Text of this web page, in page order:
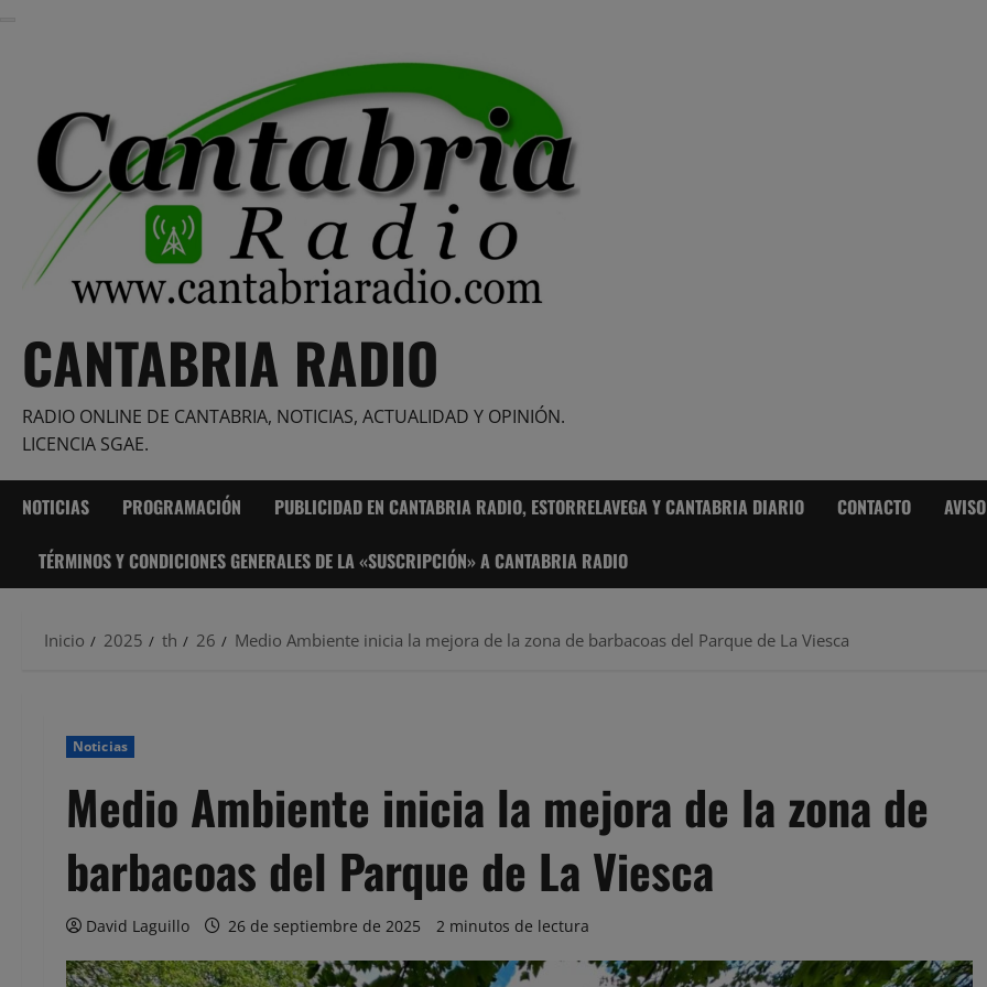
CANTABRIA RADIO
RADIO ONLINE DE CANTABRIA, NOTICIAS, ACTUALIDAD Y OPINIÓN.
LICENCIA SGAE.
NOTICIAS PROGRAMACIÓN PUBLICIDAD EN CANTABRIA RADIO, ESTORRELAVEGA Y CANTABRIA DIARIO CONTACTO
TÉRMINOS Y CONDICIONES GENERALES DE LA «SUSCRIPCIÓN» A CANTABRIA RADIO
Inicio 2025 th 26 Medio Ambiente inicia la mejora de la zona de barbacoas del Parque de La Viesca
Noticias
Medio Ambiente inicia la mejora de la zona de
barbacoas del Parque de La Viesca
David Laguillo 26 de septiembre de 2025 2 minutos de lectura